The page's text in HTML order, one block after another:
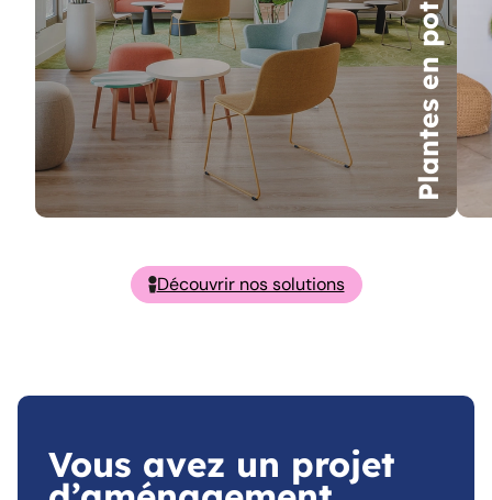
Plantes en pot
Découvrir nos solutions
Vous avez un projet